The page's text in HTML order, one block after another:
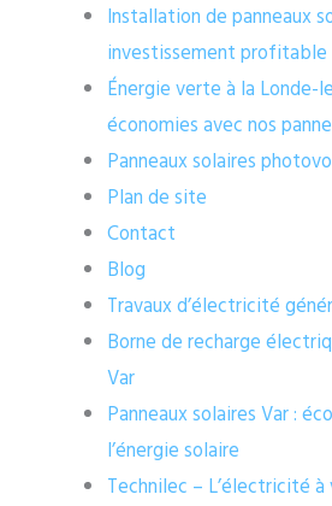
Installation de panneaux
investissement
Énergie verte à la Londe-
économies avec nos
Panneaux solaires
Plan de site
Contact
Blog
Travaux d’électricité
Borne de recharge
Var
Panneaux solaires Var :
l’énergie solaire
Technilec – L’électricité